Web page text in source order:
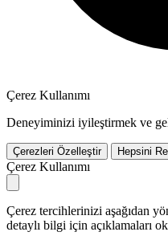
Çerez Kullanımı
Deneyiminizi iyileştirmek ve
Çerezleri Özelleştir Hepsini
Çerez Kullanımı
Çerez tercihlerinizi aşağıdan
detaylı bilgi için açıklamaları